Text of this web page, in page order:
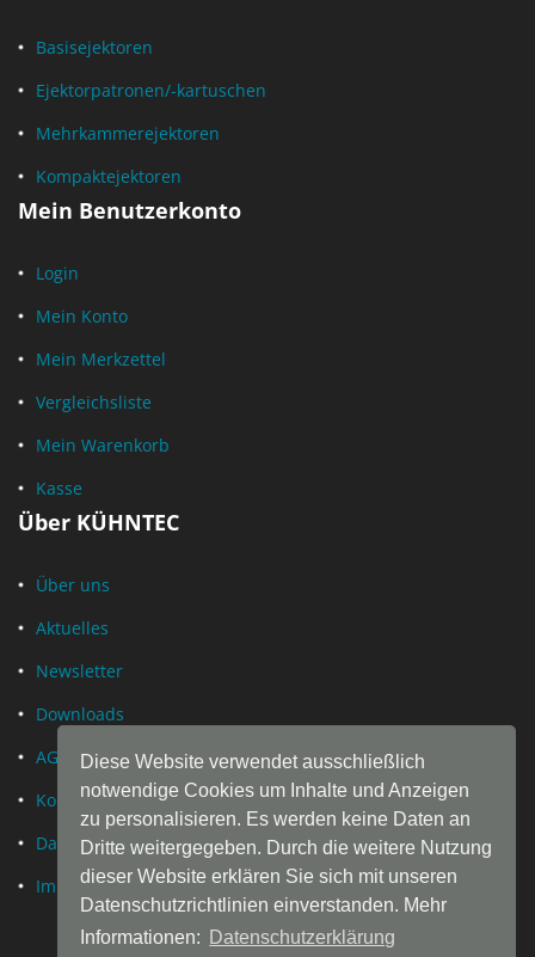
Diese Website verwendet ausschließlich
notwendige Cookies um Inhalte und Anzeigen
zu personalisieren. Es werden keine Daten an
Dritte weitergegeben. Durch die weitere Nutzung
dieser Website erklären Sie sich mit unseren
Datenschutzrichtlinien einverstanden. Mehr
Informationen:
Datenschutzerklärung
Basisejektoren
Ejektorpatronen/-kartuschen
Mehrkammerejektoren
Kompaktejektoren
Mein Benutzerkonto
Login
Mein Konto
Mein Merkzettel
Vergleichsliste
Mein Warenkorb
Kasse
Über KÜHNTEC
Über uns
Aktuelles
Newsletter
Downloads
AGB
Kontakt
Datenschutz
Impressum